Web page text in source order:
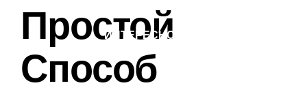
ИНТЕРЕСНОЕ И
Простой
Способ